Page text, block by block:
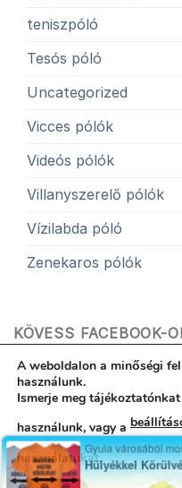
teniszpóló
Tesós póló
Uncategorized
Vicces pólók
Videós pólók
Villanyszerelő pólók
Vízilabda póló
Zenekaros pólók
KÖVESS FACEBOOK-
Hibabejelentés ÁSZF
Rólunk
Minden jog fenntartva
A weboldalon a minőségi
használunk.
Ismerje meg
használunk, vagy a
használatukat.